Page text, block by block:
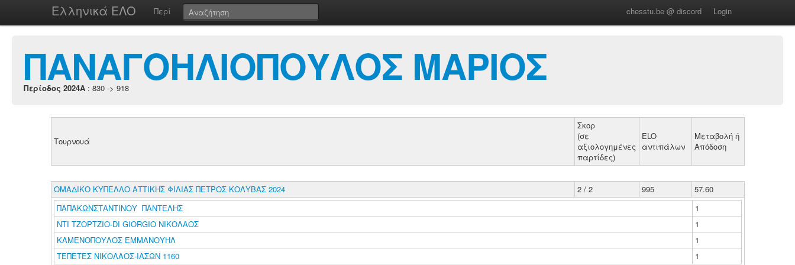
Ελληνικά ΕΛΟ Περί chesstu.be @ discord Login
ΠΑΝΑΓΟΗΛΙΟΠΟΥΛΟΣ ΜΑΡΙΟΣ
Περίοδος 2024A : 830 -> 918
Τουρνουά
Σκορ
(σε
αξιολογημένες
παρτίδες)
ELO
αντιπάλων
Μεταβολή ή
Απόδοση
ΟΜΑΔΙΚΟ ΚΥΠΕΛΛΟ ΑΤΤΙΚΗΣ ΦΙΛΙΑΣ ΠΕΤΡΟΣ ΚΟΛΥΒΑΣ 2024 2 / 2 995
57.60
ΠΑΠΑΚΩΝΣΤΑΝΤΙΝΟΥ ΠΑΝΤΕΛΗΣ
1
ΝΤΙ ΤΖΟΡΤΖΙΟ-DI GIORGIO ΝΙΚΟΛΑΟΣ
1
ΚΑΜΕΝΟΠΟΥΛΟΣ ΕΜΜΑΝΟΥΗΛ
1
ΤΕΠΕΤΕΣ ΝΙΚΟΛΑΟΣ-ΙΑΣΩΝ 1160
1